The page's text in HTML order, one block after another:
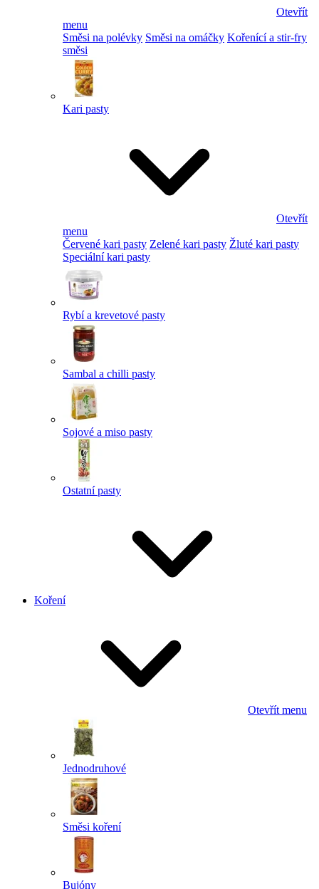
Otevřít
menu
Směsi na polévky Směsi na omáčky Kořenící a stir-fry
směsi
Kari pasty
Otevřít
menu
Červené kari pasty Zelené kari pasty Žluté kari pasty
Speciální kari pasty
Rybí a krevetové pasty
Sambal a chilli pasty
Sojové a miso pasty
Ostatní pasty
Koření
Otevřít menu
Jednodruhové
Směsi koření
Bujóny